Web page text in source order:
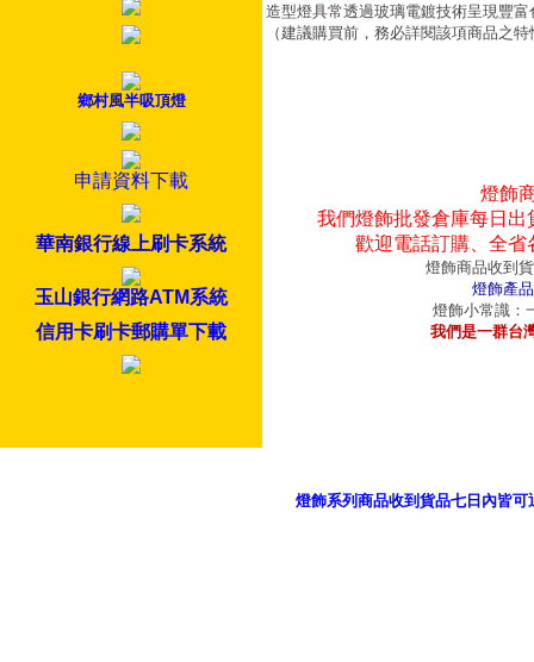
鄉村風半吸頂燈
申請資料下載
華南銀行線上刷卡系統
玉山銀行網路ATM系統
信用卡刷卡郵購單下載
造型燈具常透過玻璃電鍍技術呈現豐
（建議購買前，務必詳閱該項商品之
燈飾
我們燈飾批發倉庫每日
歡迎電話訂購、全
燈飾商品收到
燈飾產
燈飾小常識：
我們是一群台
燈飾系列商品收到貨品七日內皆